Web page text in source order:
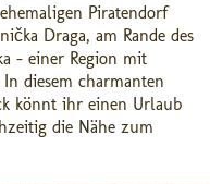
Piratendorf
Draga, am Rande des
– einer Region mit
diesem charmanten
könnt ihr einen Urlaub
die Nähe zum